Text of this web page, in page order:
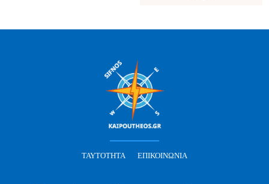
ΤΑΥΤΌΤΗΤΑ ΕΠΙΚΟΙΝΩΝΊΑ